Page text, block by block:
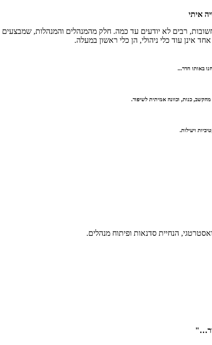
איתי
רבים לא יודעים עד כמה. חלק מהמנהלים והמנהלות,
אינן עוד כלי ניהולי, הן כלי ראשון במעלה.
באותו חדר...
ויעילות.
הנחיית סדנאות ופיתוח מנהלים.